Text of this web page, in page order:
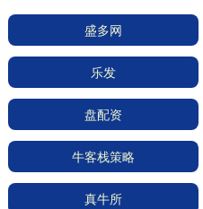
盛多网
乐发
盘配资
牛客栈策略
真牛所